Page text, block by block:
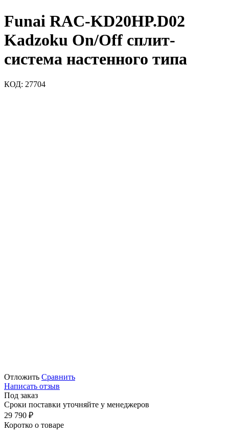
Funai RAC-KD20HP.D02
Kadzoku On/Off сплит-
система настенного типа
КОД: 27704
Отложить Сравнить
Написать отзыв
Под заказ
Сроки поставки уточняйте у менеджеров
29 790 ₽
Коротко о товаре